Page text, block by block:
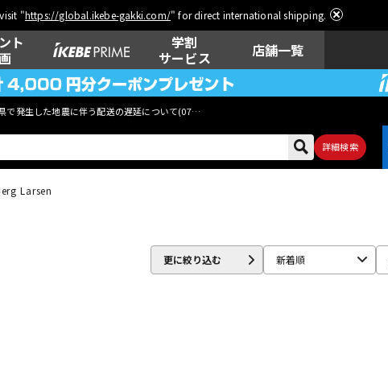
"https://global.ikebe-gakki.com/" for direct international shipping.
ト
学割
サービス
店舗一覧
で発生した地震に伴う配送の遅延について(07月29日
詳細検索
Larsen
更に絞り込む 新着順